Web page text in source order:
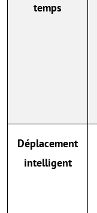
temps
Déplacement
intelligent